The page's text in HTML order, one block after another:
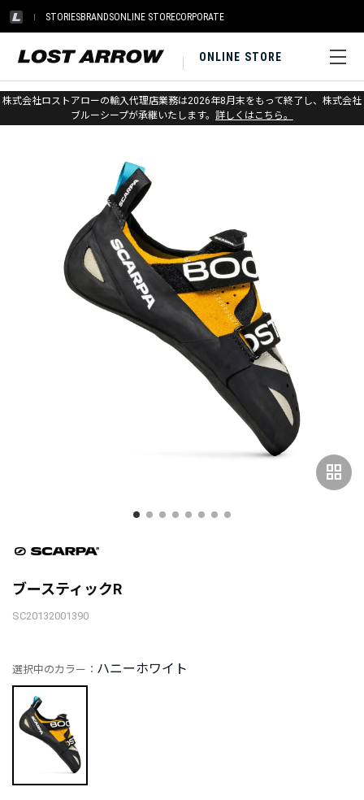
STORIESBRANDSONLINE STORECORPORATE
ONLINE STORE
株式会社ロストアローの輸入代理店業務は2026年8月末をもって終了し、株式会社
ブルーシープが承継いたします。 詳しくはこちら。
ホーム > スカルパ > クライミング
grid_view
ブースティックR
SC20132001390
選択中のカラー： ハニーホワイト